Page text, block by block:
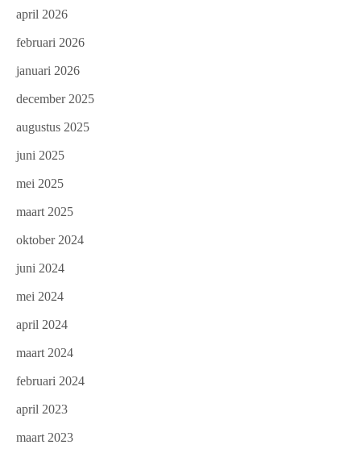
april 2026
februari 2026
januari 2026
december 2025
augustus 2025
juni 2025
mei 2025
maart 2025
oktober 2024
juni 2024
mei 2024
april 2024
maart 2024
februari 2024
april 2023
maart 2023